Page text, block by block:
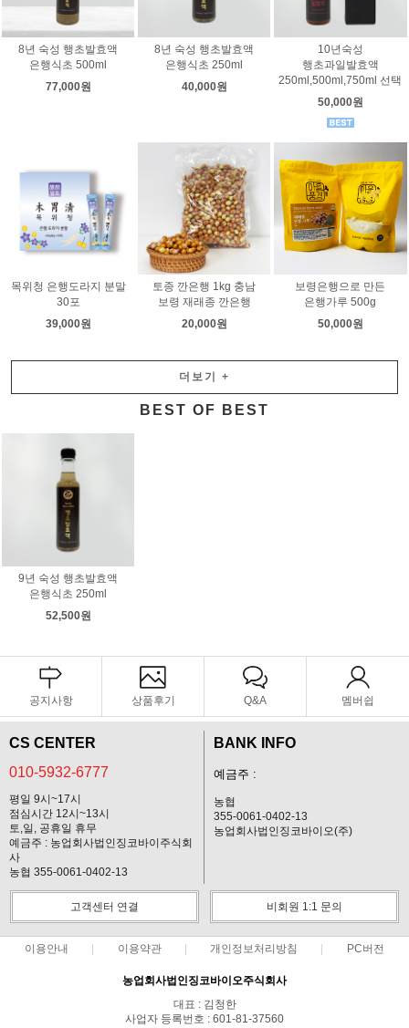
8년 숙성 행초발효액
은행식초 500ml
77,000원
8년 숙성 행초발효액
은행식초 250ml
40,000원
10년숙성
행초과일발효액
250ml,500ml,750ml 선택
50,000원
목위청 은행도라지 분말
30포
39,000원
토종 깐은행 1kg 충남
보령 재래종 깐은행
20,000원
보령은행으로 만든
은행가루 500g
50,000원
더보기 +
BEST OF BEST
9년 숙성 행초발효액
은행식초 250ml
52,500원
공지사항 상품후기 Q&A 멤버쉽
CS CENTER
010-5932-6777
평일 9시~17시
점심시간 12시~13시
토,일, 공휴일 휴무
예금주 : 농업회사법인징코바이주식회
사
농협 355-0061-0402-13
BANK INFO
예금주 :
농협
355-0061-0402-13
농업회사법인징코바이오(주)
고객센터 연결 비회원 1:1 문의
이용안내 이용약관 개인정보처리방침 PC버전
농업회사법인징코바이오주식회사
대표 : 김청한
사업자 등록번호 : 601-81-37560